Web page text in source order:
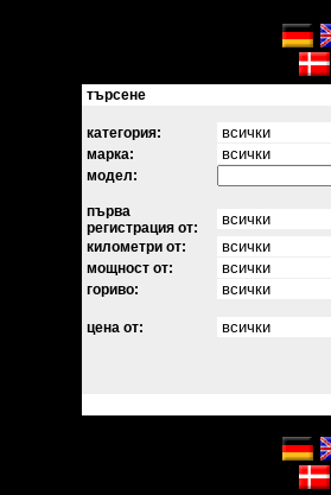
търсене
категория:
марка:
модел:
първа
регистрация от:
километри от:
мощност от:
гориво:
цена от: